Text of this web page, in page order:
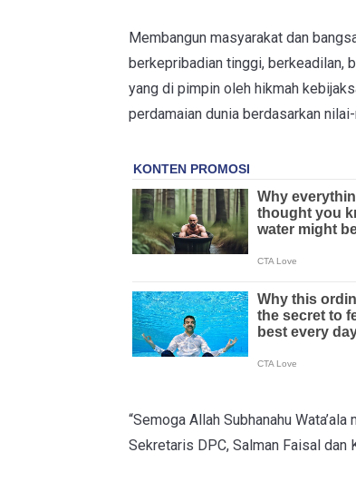
Membangun masyarakat dan
berkepribadian tinggi, berkeadilan,
yang di pimpin oleh hikmah
perdamaian dunia berdasarkan
“Semoga Allah Subhanahu
Sekretaris DPC, Salman Faisal dan